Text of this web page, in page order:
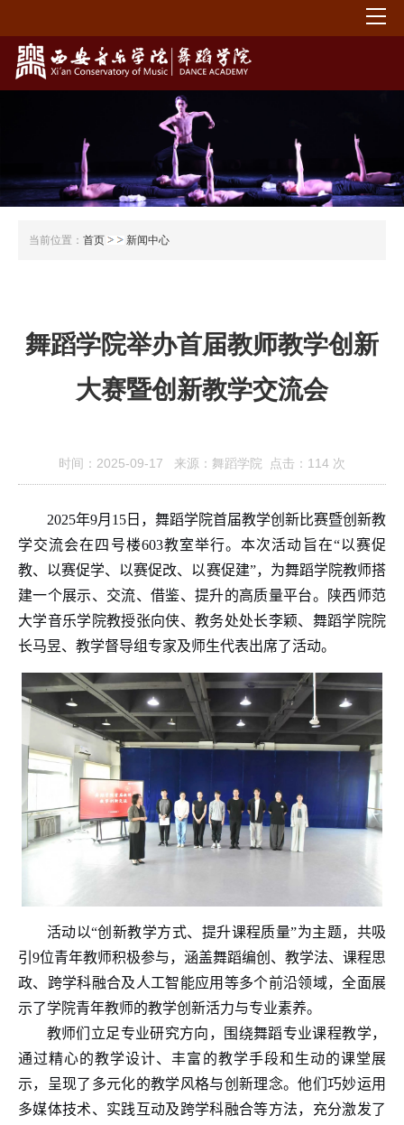
当前位置： 首页 新闻中心
舞蹈学院举办首届教师教学创新
大赛暨创新教学交流会
时间：2025-09-17 来源：舞蹈学院 点击： 114 次
2025年9月 15日，舞蹈学院首届教学创新比赛暨创新教
学交流会在四号楼603教室举行。本次活动旨在“以赛促
教、以赛促学、以赛促改、以赛促建”，为舞蹈学院教师搭
建一个展示、交流、借鉴、提升的高质量平台。陕西师范
大学音乐学院教授张向侠、教务处处长李颖、舞蹈学院院
长马昱、教学督导组专家及师生代表出席了活动。
活动以“创新教学方式、提升课程质量”为主题，共吸
引 9位青年教师积极参与，涵盖舞蹈编创、教学法、课程思
政、跨学科融合及人工智能应用等多个前沿领域，全面展
示了学院青年教师的教学创新活力与专业素养。
教师们立足专业研究方向，围绕舞蹈专业课程教学，
通过精心的教学设计、丰富的教学手段和生动的课堂展
示，呈现了多元化的教学风格与创新理念。他们巧妙运用
多媒体技术、实践互动及跨学科融合等方法，充分激发了